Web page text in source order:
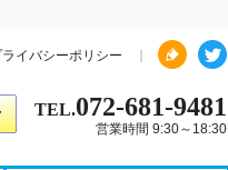
ライバシーポリシー
TEL.072-681-9481
営業時間 9:30～18:30